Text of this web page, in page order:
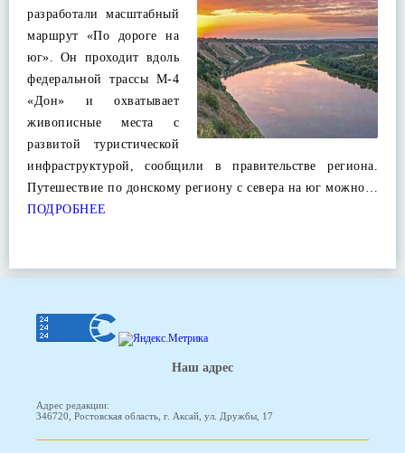
разработали масштабный
маршрут «По дороге на
юг». Он проходит вдоль
федеральной трассы М-4
«Дон» и охватывает
живописные места с
развитой туристической
инфраструктурой, сообщили в правительстве региона.
Путешествие по донскому региону с севера на юг можно…
ПОДРОБНЕЕ
Наш адрес
Адрес редакции:
346720, Ростовская область, г. Аксай, ул. Дружбы, 17